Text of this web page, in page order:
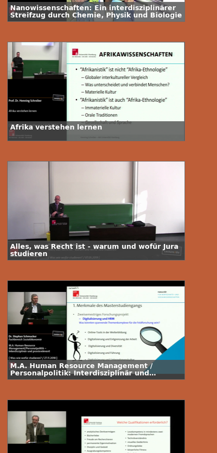
Nanowissenschaften: Ein interdisziplinärer
Streifzug durch Chemie, Physik und Biologie
Afrika verstehen lernen
Alles, was Recht ist - warum und wofür Jura
studieren
M.A. Human Resource Management /
Personalpolitik: Interdisziplinär und
praxisrelevant